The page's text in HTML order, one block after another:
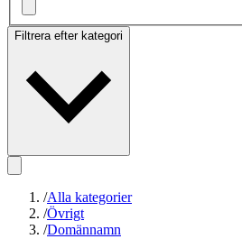
Filtrera efter kategori
/Alla kategorier
/Övrigt
/Domännamn